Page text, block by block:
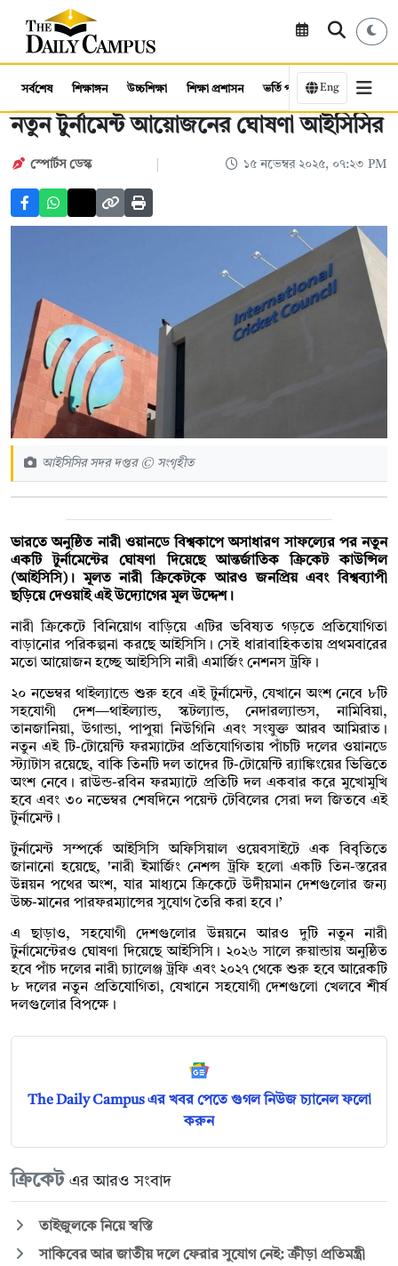
সর্বশেষ শিক্ষাঙ্গন উচ্চশিক্ষা শিক্ষা প্রশাসন ভর্তি পরীক্ষা কর্মসংস্থান
Eng
নতুন টুর্নামেন্ট আয়োজনের ঘোষণা আইসিসির
স্পোর্টস ডেস্ক ১৫ নভেম্বর ২০২৫, ০৭:২৩ PM
আইসিসির সদর দপ্তর © সংগৃহীত
ভারতে অনুষ্ঠিত নারী ওয়ানডে বিশ্বকাপে অসাধারণ সাফল্যের পর নতুন
একটি টুর্নামেন্টের ঘোষণা দিয়েছে আন্তর্জাতিক ক্রিকেট কাউন্সিল
(আইসিসি)। মূলত নারী ক্রিকেটকে আরও জনপ্রিয় এবং বিশ্বব্যাপী
ছড়িয়ে দেওয়াই এই উদ্যোগের মূল উদ্দেশ।
নারী ক্রিকেটে বিনিয়োগ বাড়িয়ে এটির ভবিষ্যত গড়তে প্রতিযোগিতা
বাড়ানোর পরিকল্পনা করছে আইসিসি। সেই ধারাবাহিকতায় প্রথমবারের
মতো আয়োজন হচ্ছে আইসিসি নারী এমার্জিং নেশনস ট্রফি।
২০ নভেম্বর থাইল্যান্ডে শুরু হবে এই টুর্নামেন্ট, যেখানে অংশ নেবে ৮টি
সহযোগী দেশ—থাইল্যান্ড, স্কটল্যান্ড, নেদারল্যান্ডস, নামিবিয়া,
তানজানিয়া, উগান্ডা, পাপুয়া নিউগিনি এবং সংযুক্ত আরব আমিরাত।
নতুন এই টি-টোয়েন্টি ফরম্যাটের প্রতিযোগিতায় পাঁচটি দলের ওয়ানডে
স্ট্যাটাস রয়েছে, বাকি তিনটি দল তাদের টি-টোয়েন্টি র‍্যাঙ্কিংয়ের ভিত্তিতে
অংশ নেবে। রাউন্ড-রবিন ফরম্যাটে প্রতিটি দল একবার করে মুখোমুখি
হবে এবং ৩০ নভেম্বর শেষদিনে পয়েন্ট টেবিলের সেরা দল জিতবে এই
টুর্নামেন্ট।
টুর্নামেন্ট সম্পর্কে আইসিসি অফিসিয়াল ওয়েবসাইটে এক বিবৃতিতে
জানানো হয়েছে, 'নারী ইমার্জিং নেশন্স ট্রফি হলো একটি তিন-স্তরের
উন্নয়ন পথের অংশ, যার মাধ্যমে ক্রিকেটে উদীয়মান দেশগুলোর জন্য
উচ্চ-মানের পারফরম্যান্সের সুযোগ তৈরি করা হবে।’
এ ছাড়াও, সহযোগী দেশগুলোর উন্নয়নে আরও দুটি নতুন নারী
টুর্নামেন্টেরও ঘোষণা দিয়েছে আইসিসি। ২০২৬ সালে রুয়ান্ডায় অনুষ্ঠিত
হবে পাঁচ দলের নারী চ্যালেঞ্জ ট্রফি এবং ২০২৭ থেকে শুরু হবে আরেকটি
৮ দলের নতুন প্রতিযোগিতা, যেখানে সহযোগী দেশগুলো খেলবে শীর্ষ
দলগুলোর বিপক্ষে।
The Daily Campus এর খবর পেতে গুগল নিউজ চ্যানেল ফলো
করুন
ক্রিকেট এর আরও সংবাদ
তাইজুলকে নিয়ে স্বস্তি
সাকিবের আর জাতীয় দলে ফেরার সুযোগ নেই: ক্রীড়া প্রতিমন্ত্রী